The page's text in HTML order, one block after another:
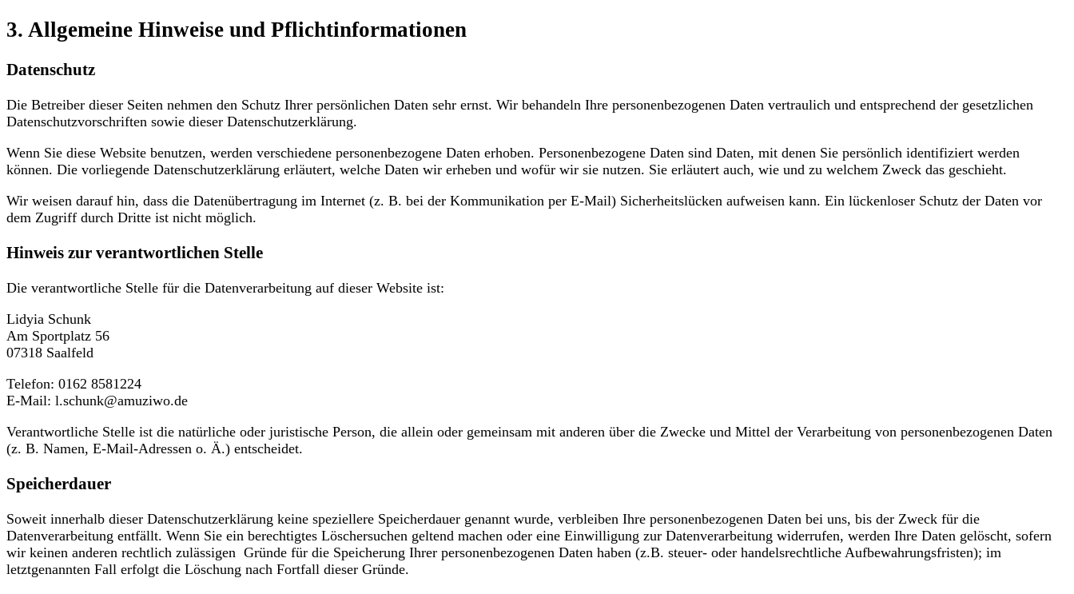
3. Allgemeine Hinweise und Pflicht­informationen
Datenschutz
Die Betreiber dieser Seiten nehmen den Schutz Ihrer persönlichen Daten sehr ernst. Wir behandeln Ihre personenbezogenen Daten vertraulich und entsprechend der gesetzlichen
Datenschutzvorschriften sowie dieser Datenschutzerklärung.
Wenn Sie diese Website benutzen, werden verschiedene personenbezogene Daten erhoben. Personenbezogene Daten sind Daten, mit denen Sie persönlich identifiziert werden
können. Die vorliegende Datenschutzerklärung erläutert, welche Daten wir erheben und wofür wir sie nutzen. Sie erläutert auch, wie und zu welchem Zweck das geschieht.
Wir weisen darauf hin, dass die Datenübertragung im Internet (z. B. bei der Kommunikation per E-Mail) Sicherheitslücken aufweisen kann. Ein lückenloser Schutz der Daten vor
dem Zugriff durch Dritte ist nicht möglich.
Hinweis zur verantwortlichen Stelle
Die verantwortliche Stelle für die Datenverarbeitung auf dieser Website ist:
Lidyia Schunk
Am Sportplatz 56
07318 Saalfeld
Telefon: 0162 8581224
E-Mail: l.schunk@amuziwo.de
Verantwortliche Stelle ist die natürliche oder juristische Person, die allein oder gemeinsam mit anderen über die Zwecke und Mittel der Verarbeitung von personenbezogenen Daten
(z. B. Namen, E-Mail-Adressen o. Ä.) entscheidet.
Speicherdauer
Soweit innerhalb dieser Datenschutzerklärung keine speziellere Speicherdauer genannt wurde, verbleiben Ihre personenbezogenen Daten bei uns, bis der Zweck für die
Datenverarbeitung entfällt. Wenn Sie ein berechtigtes Löschersuchen geltend machen oder eine Einwilligung zur Datenverarbeitung widerrufen, werden Ihre Daten gelöscht, sofern
wir keinen anderen rechtlich zulässigen Gründe für die Speicherung Ihrer personenbezogenen Daten haben (z.B. steuer- oder handelsrechtliche Aufbewahrungsfristen); im
letztgenannten Fall erfolgt die Löschung nach Fortfall dieser Gründe.